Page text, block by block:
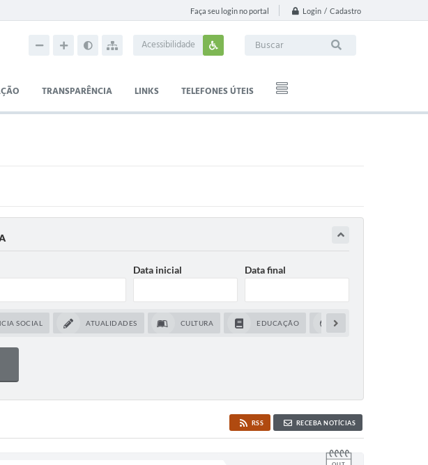
Faça seu login no portal Login / Cadastro
Acessibilidade
TRANSPARÊNCIA LINKS TELEFONES ÚTEIS
Data inicial Data final
SOCIAL ATUALIDADES CULTURA EDUCAÇÃO
RSS RECEBA NOTÍCIAS